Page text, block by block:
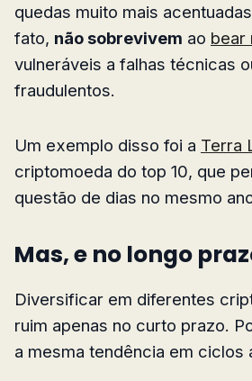
quedas muito mais
fato, não sobrevivem ao bear
vulneráveis a falhas técnicas
fraudulentos.
Um exemplo disso foi a Terra
criptomoeda do top 10, que
questão de dias no mesmo
Mas, e no longo
Diversificar em diferentes
ruim apenas no curto prazo.
a mesma tendência em ciclos